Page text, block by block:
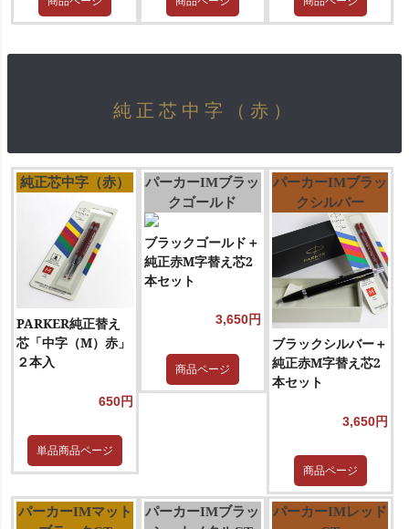
純正芯中字（赤）
純正芯中字（赤）
PARKER純正替え
芯「中字（M）赤」
２本入
650円
単品商品ページ
パーカーIMブラッ
クゴールド
ブラックゴールド＋
純正赤M字替え芯2
本セット
3,650円
商品ページ
パーカーIMブラッ
クシルバー
ブラックシルバー＋
純正赤M字替え芯2
本セット
3,650円
商品ページ
パーカーIMマット
パーカーIMブラッ
パーカーIMレッド